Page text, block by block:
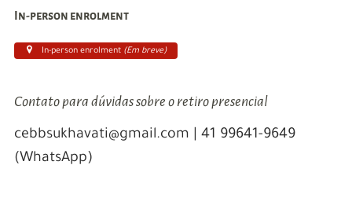
In-person enrolment
In-person enrolment (Em breve)
Contato para dúvidas sobre o retiro presencial
cebbsukhavati@gmail.com | 41 99641-9649
(WhatsApp)